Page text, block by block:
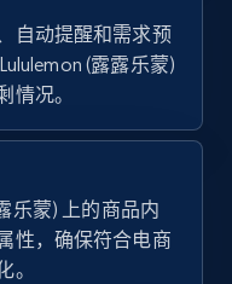
立即开始
shop products
Currency, Initial
and more.
自动提醒和需求预
(露露乐蒙)
情况。
乐蒙) 上的商品内
性，确保符合电商
。